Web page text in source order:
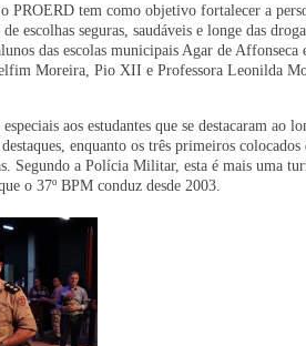
PROERD tem como objetivo fortalecer a
escolhas seguras, saudáveis e longe das
das escolas municipais Agar de Affonseca
Moreira, Pio XII e Professora Leonilda
aos estudantes que se destacaram ao
enquanto os três primeiros
Segundo a Polícia Militar, esta é mais uma
o 37º BPM conduz desde 2003.